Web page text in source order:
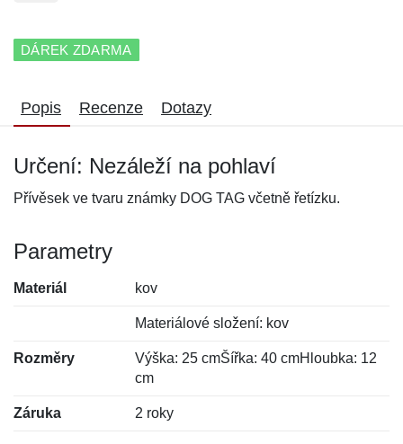
DÁREK ZDARMA
Popis Recenze Dotazy
Určení: Nezáleží na pohlaví
Přívěsek ve tvaru známky DOG TAG včetně řetízku.
Parametry
Materiál kov
Materiálové složení: kov
Rozměry
Výška: 25 cmŠířka: 40 cmHloubka: 12
cm
Záruka 2 roky